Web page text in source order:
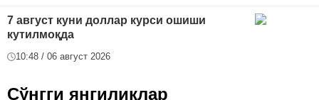
7 август куни доллар курси ошиши
кутилмоқда
10:48 / 06 август 2026
Сўнгги янгиликлар